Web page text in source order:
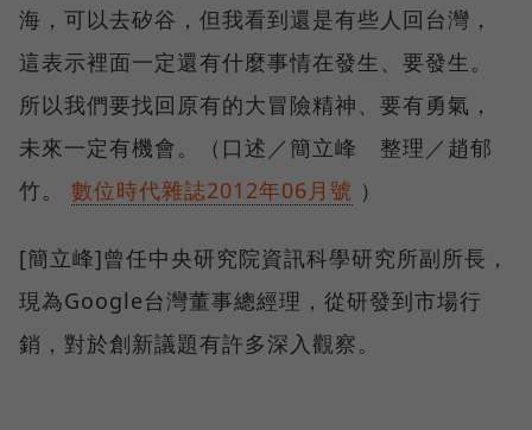
海，可以去矽谷，但我看到還是有些人回台灣，
這表示裡面一定還有什麼事情在發生、要發生。
所以我們要找回原有的大冒險精神、要有勇氣，
未來一定有機會。（口述／簡立峰 整理／趙郁
竹。 數位時代雜誌2012年06月號 ）
[簡立峰]曾任中央研究院資訊科學研究所副所長，
現為Google台灣董事總經理，從研發到市場行
銷，對於創新議題有許多深入觀察。